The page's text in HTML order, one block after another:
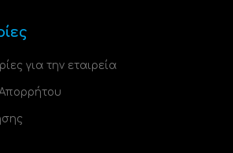
για την εταιρεία
Απορρήτου